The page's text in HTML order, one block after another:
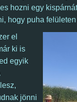
hozni egy
hogy puha
el
ki is
egyik
jönni